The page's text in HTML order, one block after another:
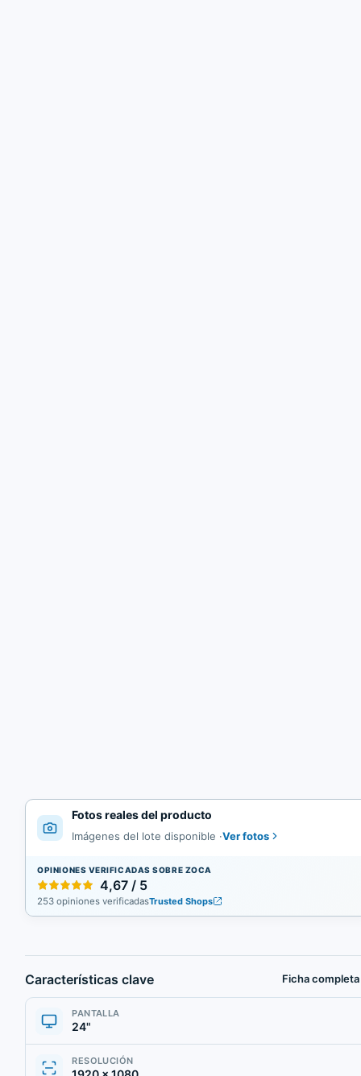
Fotos reales del producto
Imágenes del lote disponible ·Ver fotos
OPINIONES VERIFICADAS SOBRE ZOCA
4,67 / 5
253 opiniones verificadasTrusted Shops
Características clave Ficha completa
PANTALLA
24"
RESOLUCIÓN